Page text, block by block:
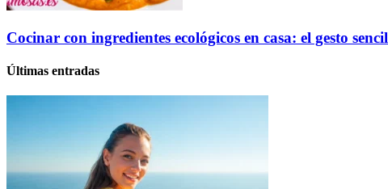
Cocinar con ingredientes ecológicos en casa: el gesto
Últimas entradas